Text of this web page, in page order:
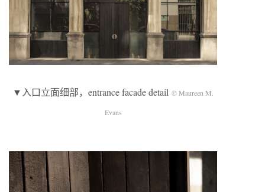
▼入口立面细部，entrance facade detail © Maureen M.
Evans